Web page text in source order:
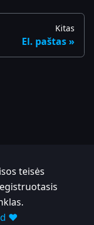
Kitas
El. paštas
teisės
❤️